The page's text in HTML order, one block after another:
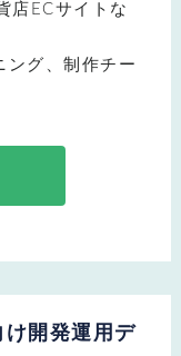
店ECサイトな
ング、制作チー
け開発運用デ